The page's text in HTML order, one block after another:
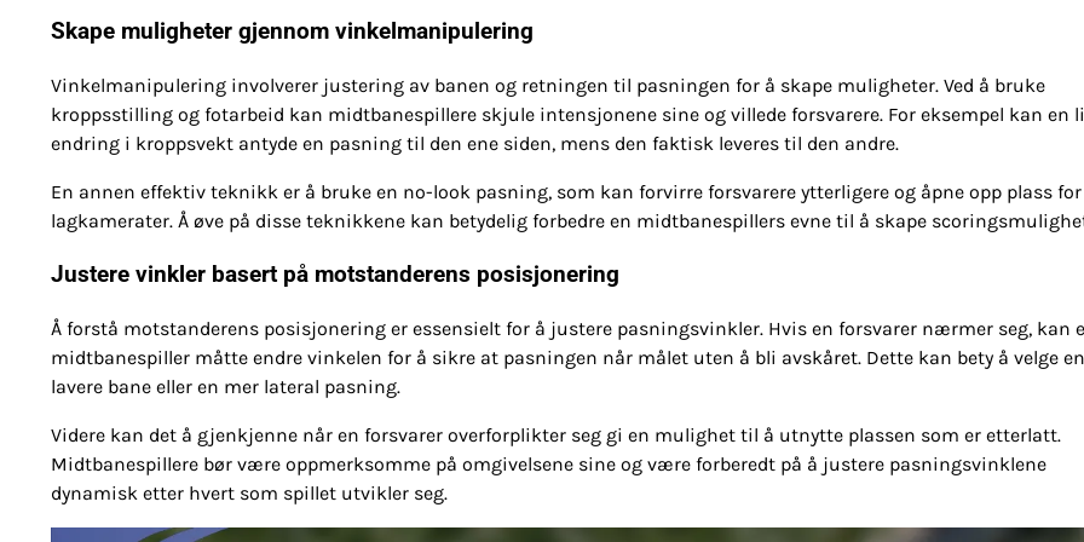
Skape muligheter gjennom vinkelmanipulering
Vinkelmanipulering involverer justering av banen og retningen til pasningen for å skape muligheter. Ved å bruke
kroppsstilling og fotarbeid kan midtbanespillere skjule intensjonene sine og villede forsvarere. For eksempel kan en
endring i kroppsvekt antyde en pasning til den ene siden, mens den faktisk leveres til den andre.
En annen effektiv teknikk er å bruke en no-look pasning, som kan forvirre forsvarere ytterligere og åpne opp plass for
lagkamerater. Å øve på disse teknikkene kan betydelig forbedre en midtbanespillers evne til å skape
Justere vinkler basert på motstanderens posisjonering
Å forstå motstanderens posisjonering er essensielt for å justere pasningsvinkler. Hvis en forsvarer nærmer seg, kan
midtbanespiller måtte endre vinkelen for å sikre at pasningen når målet uten å bli avskåret. Dette kan bety å velge en
lavere bane eller en mer lateral pasning.
Videre kan det å gjenkjenne når en forsvarer overforplikter seg gi en mulighet til å utnytte plassen som er etterlatt.
Midtbanespillere bør være oppmerksomme på omgivelsene sine og være forberedt på å justere pasningsvinklene
dynamisk etter hvert som spillet utvikler seg.